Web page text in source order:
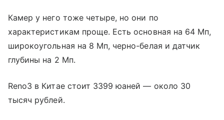
Камер у него тоже четыре, но они по
характеристикам проще. Есть основная на 64 Мп,
широкоугольная на 8 Мп, черно-белая и датчик
глубины на 2 Мп.
Reno3 в Китае стоит 3399 юаней — около 30
тысяч рублей.